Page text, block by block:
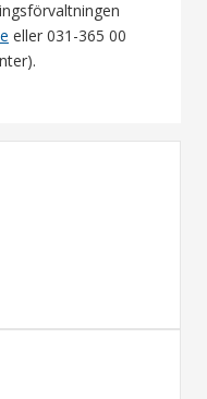
eller 031-365 00